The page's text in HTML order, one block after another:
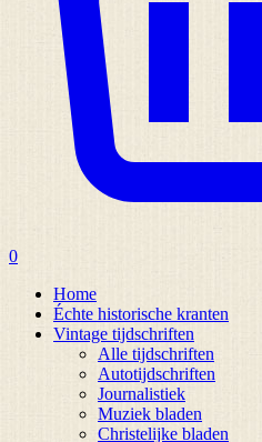
0
Home
Échte historische kranten
Vintage tijdschriften
Alle tijdschriften
Autotijdschriften
Journalistiek
Muziek bladen
Christelijke bladen